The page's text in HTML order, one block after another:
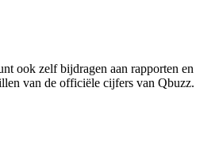
ook zelf bijdragen aan rapporten en
van de officiële cijfers van Qbuzz.